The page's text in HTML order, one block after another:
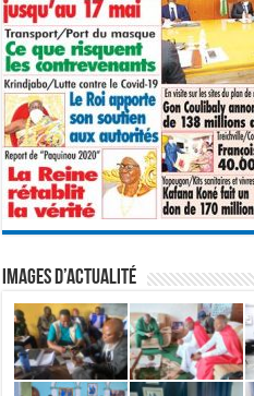
IMAGES D’ACTUALITÉ